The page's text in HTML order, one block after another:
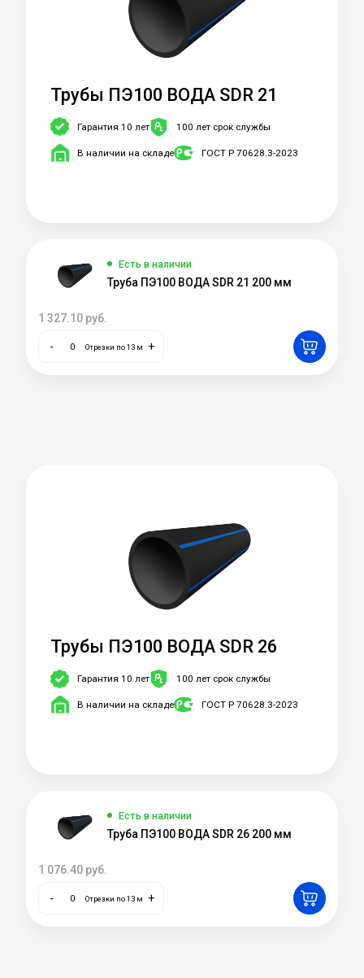
Трубы ПЭ100 ВОДА SDR 21
Гарантия 10 лет 100 лет срок службы
В наличии на складе ГОСТ Р 70628.3-2023
Есть в наличии
Труба ПЭ100 ВОДА SDR 21 200 мм
1 327.10 руб.
- Отрезки по 13 м +
Трубы ПЭ100 ВОДА SDR 26
Гарантия 10 лет 100 лет срок службы
В наличии на складе ГОСТ Р 70628.3-2023
Есть в наличии
Труба ПЭ100 ВОДА SDR 26 200 мм
1 076.40 руб.
- Отрезки по 13 м +